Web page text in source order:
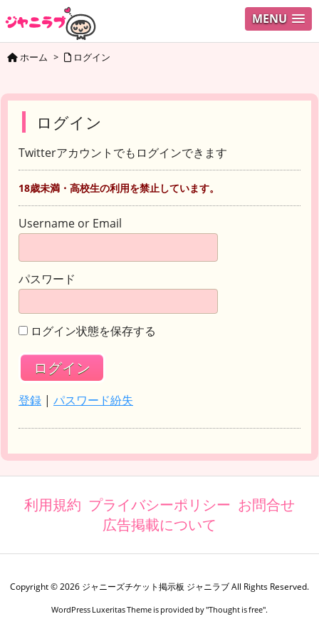
MENU
ホーム > ログイン
ログイン
Twitterアカウントでもログインできます
18歳未満・高校生の利用を禁止しています。
Username or Email
パスワード
ログイン状態を保存する
登録 | パスワード紛失
利用規約 プライバシーポリシー お問合せ
広告掲載について
Copyright ©2026 ジャニーズチケット掲示板 ジャニラブAll Rights Reserved.
WordPress Luxeritas Theme is provided by "Thought is free".